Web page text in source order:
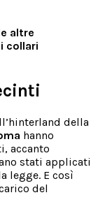
altre
collari
della
hanno
accanto
stati applicati
legge. E così
del